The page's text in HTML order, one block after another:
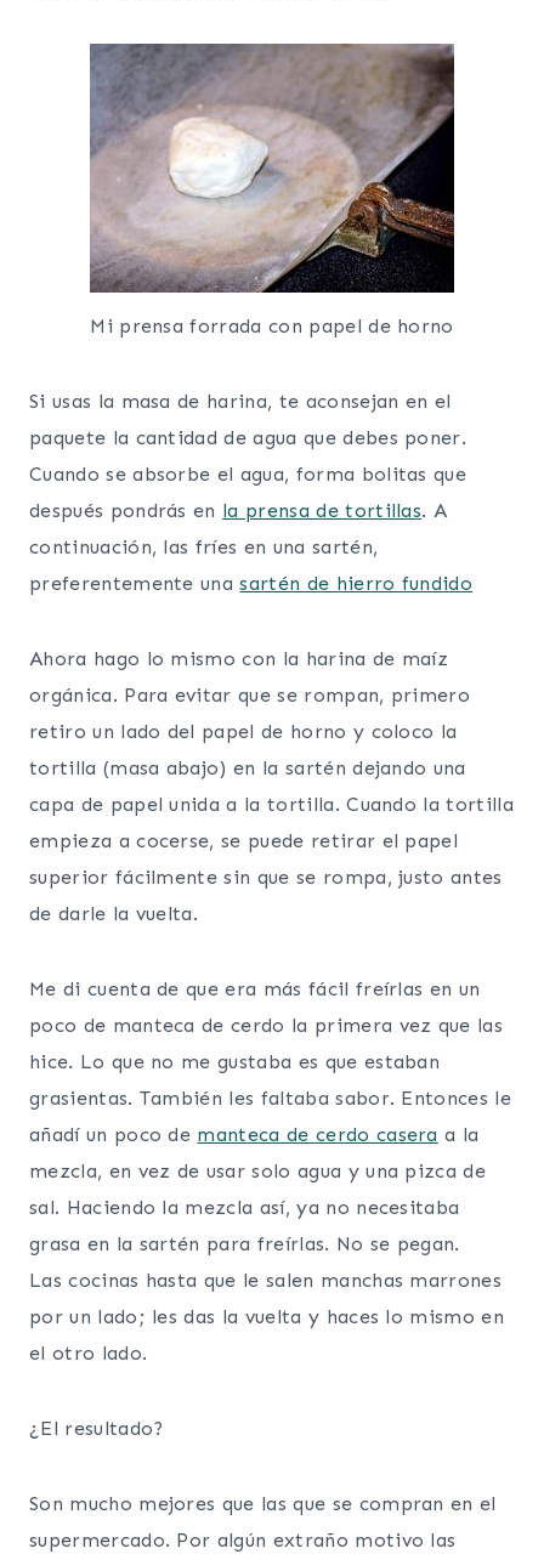
Mi prensa forrada con papel de horno
Si usas la masa de harina, te aconsejan en el
paquete la cantidad de agua que debes poner.
Cuando se absorbe el agua, forma bolitas que
después pondrás en la prensa de tortillas. A
continuación, las fríes en una sartén,
preferentemente unasartén de hierro fundido
Ahora hago lo mismo con la harina de maíz
orgánica. Para evitar que se rompan, primero
retiro un lado del papel de horno y coloco la
tortilla (masa abajo) en la sartén dejando una
capa de papel unida a la tortilla. Cuando la tortilla
empieza a cocerse, se puede retirar el papel
superior fácilmente sin que se rompa, justo antes
de darle la vuelta.
Me di cuenta de que era más fácil freírlas en un
poco de manteca de cerdo la primera vez que las
hice. Lo que no me gustaba es que estaban
grasientas. También les faltaba sabor. Entonces le
añadí un poco de manteca de cerdo casera a la
mezcla, en vez de usar solo agua y una pizca de
sal. Haciendo la mezcla así, ya no necesitaba
grasa en la sartén para freírlas. No se pegan.
Las cocinas hasta que le salen manchas marrones
por un lado; les das la vuelta y haces lo mismo en
el otro lado.
¿El resultado?
Son mucho mejores que las que se compran en el
supermercado. Por algún extraño motivo las